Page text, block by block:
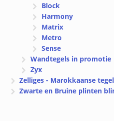
Block
Harmony
Matrix
Metro
Sense
Wandtegels in promotie
Zyx
Zelliges - Marokkaanse
Zwarte en Bruine plinten